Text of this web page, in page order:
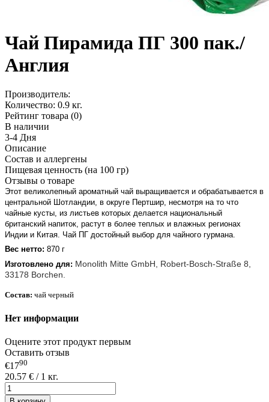
Чай Пирамида ПГ 300 пак./
Англия
Производитель:
Количество: 0.9 кг.
Рейтинг товара (0)
В наличии
3-4 Дня
Описание
Состав и аллергены
Пищевая ценность (на 100 гр)
Отзывы о товаре
Этот великолепный ароматный чай выращивается и обрабатывается в
центральной Шотландии, в округе Пертшир, несмотря на то что
чайные кусты, из листьев которых делается национальный
британский напиток, растут в более теплых и влажных регионах
Индии и Китая. Чай ПГ достойный выбор для чайного гурмана.
Вес нетто: 870 г
Изготовлено для: Monolith Mitte GmbH, Robert-Bosch-Straße 8,
33178 Borchen.
Состав: чай черный
Нет информации
Оцените этот продукт первым
Оставить отзыв
€1790
20.57 € / 1 кг.